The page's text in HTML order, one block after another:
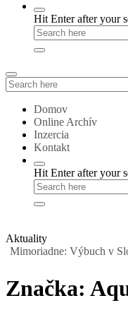
Hit Enter after your
Search
for:
Domov
Online Archív
Inzercia
Kontakt
Hit Enter after your
Aktuality
Výbuch v
Značka: